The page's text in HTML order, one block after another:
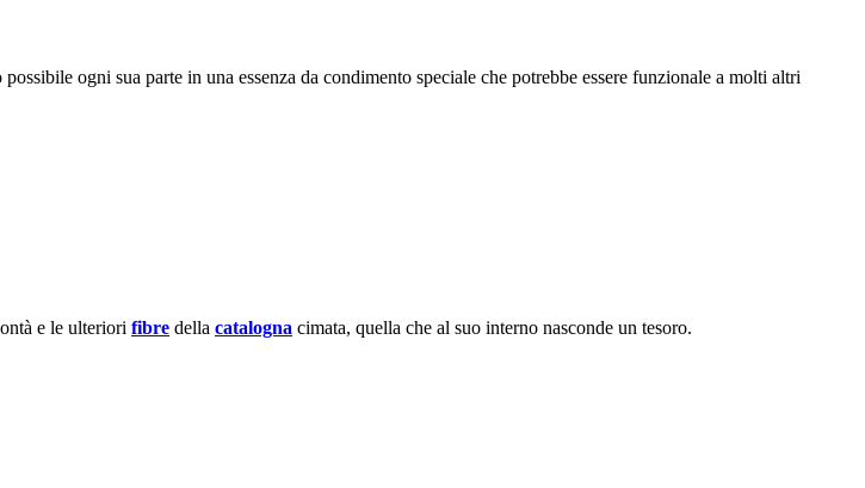
ogni sua parte in una essenza da condimento speciale che potrebbe essere funzionale a molti altri
e le ulteriori fibre della catalogna cimata, quella che al suo interno nasconde un tesoro.